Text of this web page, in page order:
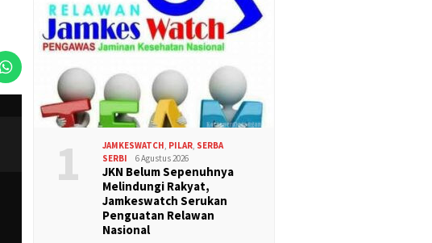
1 JAMKESWATCH PILAR SERBA
SERBI
6 Agustus 2026
JKN Belum Sepenuhnya
Melindungi Rakyat,
Jamkeswatch Serukan
Penguatan Relawan
Nasional